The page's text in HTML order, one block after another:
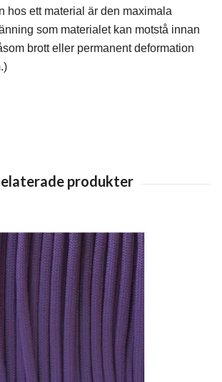
hos ett material är den maximala
som materialet kan motstå innan
brott eller permanent deformation